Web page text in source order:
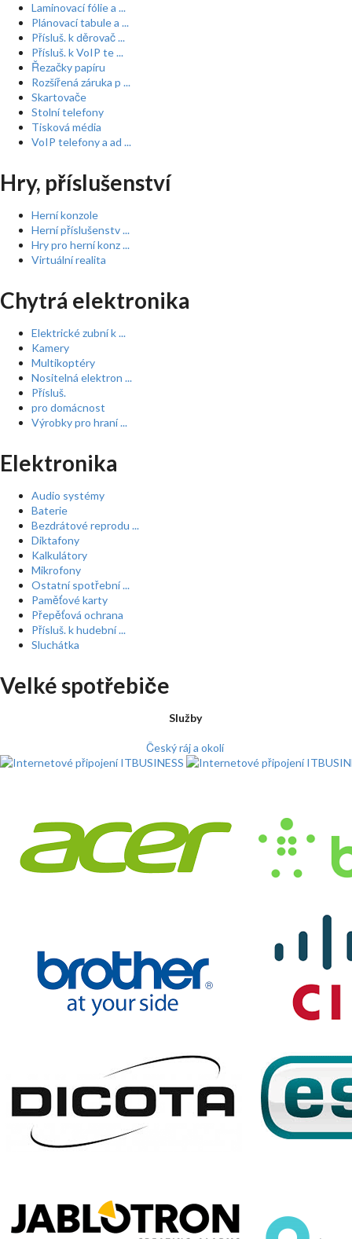
Laminovací fólie a ...
Plánovací tabule a ...
Přísluš. k děrovač ...
Přísluš. k VoIP te ...
Řezačky papíru
Rozšířená záruka p ...
Skartovače
Stolní telefony
Tisková média
VoIP telefony a ad ...
Hry, příslušenství
Herní konzole
Herní příslušenstv ...
Hry pro herní konz ...
Virtuální realita
Chytrá elektronika
Elektrické zubní k ...
Kamery
Multikoptéry
Nositelná elektron ...
Přísluš.
pro domácnost
Výrobky pro hraní ...
Elektronika
Audio systémy
Baterie
Bezdrátové reprodu ...
Diktafony
Kalkulátory
Mikrofony
Ostatní spotřební ...
Paměťové karty
Přepěťová ochrana
Přísluš. k hudební ...
Sluchátka
Velké spotřebiče
Služby
Český ráj a okolí